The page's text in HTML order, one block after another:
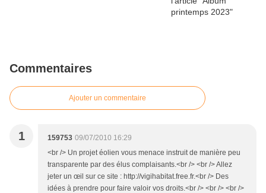
Commentaires
Ajouter un commentaire
1 159753 09/07/2010 16:29
<br /> Un projet éolien vous menace instruit de manière peu
transparente par des élus complaisants.<br /> <br /> Allez
jeter un œil sur ce site : http://vigihabitat.free.fr.<br /> Des
idées à prendre pour faire valoir vos droits.<br /> <br /> <br />